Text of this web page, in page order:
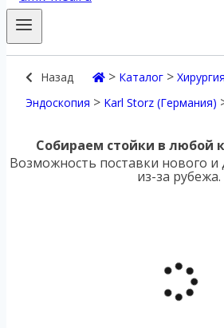
Назад > Каталог >
Эндоскопия > Karl Storz (Германия)
Собираем стойки в любой
Возможность поставки нового
из-за рубежа.